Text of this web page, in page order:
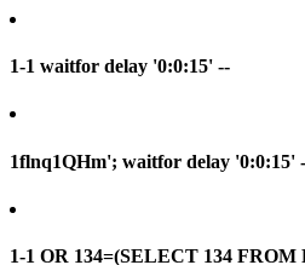
1-1 waitfor delay '0:0:15' --
1flnq1QHm'; waitfor delay '0:0:15'
1-1 OR 134=(SELECT 134 FROM